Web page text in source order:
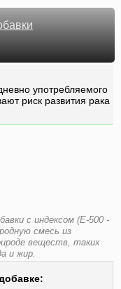
употребляемого
риск развития рака
с индексом (E-500 -
смесь из
веществ, таких
и жир.